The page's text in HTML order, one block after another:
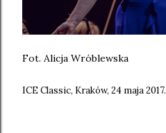
Fot. Alicja Wróblewska
ICE Classic, Kraków, 24 maja 2017.